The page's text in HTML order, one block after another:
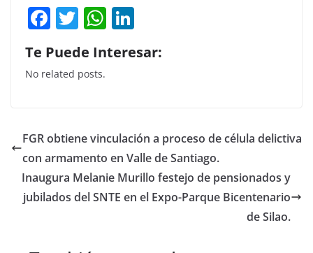
F
a
c
e
o
o
k
T
w
itt
er
W
h
at
p
p
k
n
Te Puede Interesar:
No related posts.
FGR obtiene vinculación a proceso de célula delictiva
con armamento en Valle de Santiago.
Inaugura Melanie Murillo festejo de pensionados y
jubilados del SNTE en el Expo-Parque Bicentenario
de Silao.